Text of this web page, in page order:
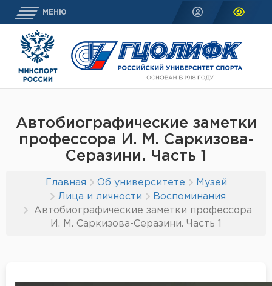
МЕНЮ
Автобиографические заметки
профессора И. М. Саркизова-
Серазини. Часть 1
Главная Об университете
Музей
Лица и личности
Воспоминания
Автобиографические заметки профессора
И. М. Саркизова-Серазини. Часть 1